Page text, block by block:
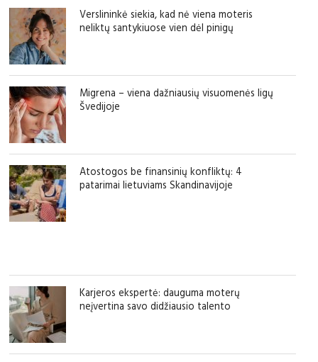
Verslininkė siekia, kad nė viena moteris
neliktų santykiuose vien dėl pinigų
Migrena – viena dažniausių visuomenės ligų
Švedijoje
Atostogos be finansinių konfliktų: 4
patarimai lietuviams Skandinavijoje
Karjeros ekspertė: dauguma moterų
neįvertina savo didžiausio talento